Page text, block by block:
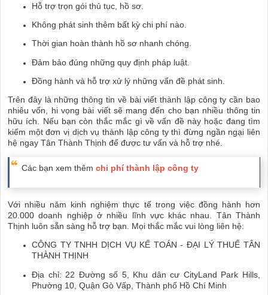
Hỗ trợ trọn gói thủ tục, hồ sơ.
Không phát sinh thêm bất kỳ chi phí nào.
Thời gian hoàn thành hồ sơ nhanh chóng.
Đảm bảo đúng những quy định pháp luật.
Đồng hành và hỗ trợ xử lý những vấn đề phát sinh.
Trên đây là những thông tin về bài viết thành lập công ty cần bao
nhiêu vốn, hi vọng bài viết sẽ mang đến cho bạn nhiều thông tin
hữu ích. Nếu bạn còn thắc mắc gì về vấn đề này hoặc đang tìm
kiếm một đơn vị dịch vụ thành lập công ty thì đừng ngần ngại liên
hệ ngay Tân Thành Thịnh để được tư vấn và hỗ trợ nhé.
Các bạn xem thêm chi phí thành lập công ty
Với nhiều năm kinh nghiệm thực tế trong việc đồng hành hơn
20.000 doanh nghiệp ở nhiều lĩnh vực khác nhau. Tân Thành
Thịnh luôn sẵn sàng hỗ trợ bạn. Mọi thắc mắc vui lòng liên hệ:
CÔNG TY TNHH DỊCH VỤ KẾ TOÁN - ĐẠI LÝ THUẾ TÂN
THÀNH THỊNH
Địa chỉ: 22 Đường số 5, Khu dân cư CityLand Park Hills,
Phường 10, Quận Gò Vấp, Thành phố Hồ Chí Minh